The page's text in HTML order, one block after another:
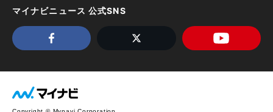
マイナビニュース 公式SNS